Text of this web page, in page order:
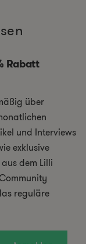
Rabatt
über
und Interviews
exklusive
dem Lilli
reguläre